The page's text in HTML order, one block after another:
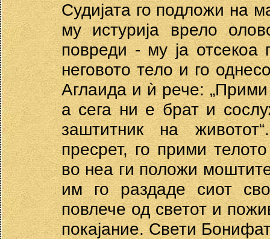
Судијата го подложи на
му истурија врело
повреди - му ја отсекоа
неговото тело и го
Аглаида и ѝ рече:
а сега ни е брат и
заштитник на
пресрет, го прими
во неа ги положи
им го раздаде сиот
повлече од светот и
покајание. Свети